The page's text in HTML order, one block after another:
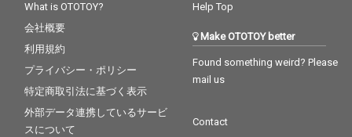
What is OTOTOY?
会社概要
利用規約
プライバシー・ポリシー
特定商取引法に基づく表示
外部データ連携しているサービ
スについて
Help Top
Make OTOTOY better
Found something weird? Please
mail us
Contact